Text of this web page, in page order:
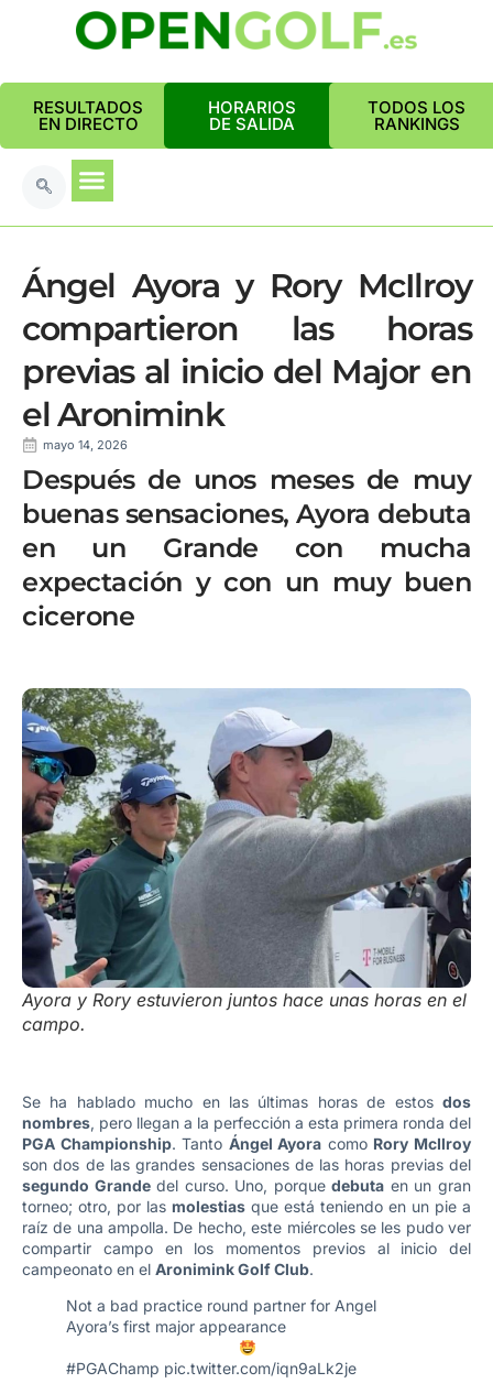
RESULTADOS
EN DIRECTO
HORARIOS
DE SALIDA
TODOS LOS
RANKINGS
Ángel Ayora y Rory McIlroy
compartieron las horas
previas al inicio del Major en
el Aronimink
mayo 14, 2026
Después de unos meses de muy
buenas sensaciones, Ayora debuta
en un Grande con mucha
expectación y con un muy buen
cicerone
Ayora y Rory estuvieron juntos hace unas horas en el
campo.
Se ha hablado mucho en las últimas horas de estos dos
nombres, pero llegan a la perfección a esta primera ronda del
PGA Championship. Tanto Ángel Ayora como Rory McIlroy
son dos de las grandes sensaciones de las horas previas del
segundo Grandedel curso. Uno, porquedebuta en un gran
torneo; otro, por las molestias que está teniendo en un pie a
raíz de una ampolla. De hecho, este miércoles se les pudo ver
compartir campo en los momentos previos al inicio del
campeonato en el Aronimink Golf Club.
Not a bad practice round partner for Angel
Ayora’s first major appearance
#PGAChamp pic.twitter.com/iqn9aLk2je